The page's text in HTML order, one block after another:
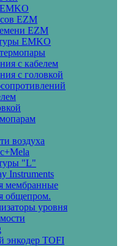
EZM
EZM
EMKO
с кабелем
с головкой
воздуха
"L"
Instruments
мембранные
общепром.
уровня
энкодер TOFI